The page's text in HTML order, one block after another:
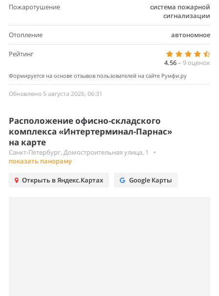
Пожаротушение
система пожарной
сигнализации
Отопление автономное
Рейтинг
4.56– 9 оценок
Формируется на основе отзывов пользователей на сайте Румфи.ру
Обновлено 5 августа 2026, 06:31
Расположение офисно-складского
комплекса «Интертерминал-Парнас»
на карте
Санкт-Петербург, Домостроительная улица, 1
•
показать панораму
Открыть в Яндекс.Картах Google Карты